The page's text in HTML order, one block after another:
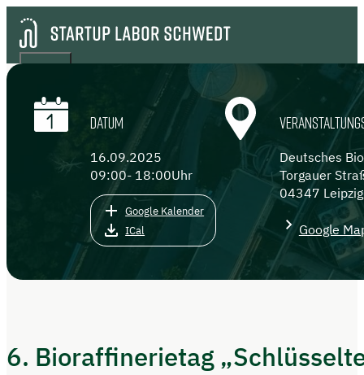
6. Bioraffinerietag
DATUM
16.09.2025
09:00- 18:00Uhr
Google Kalender
ICal
Deutsches
Torgauer
04347 Leipzig
Google